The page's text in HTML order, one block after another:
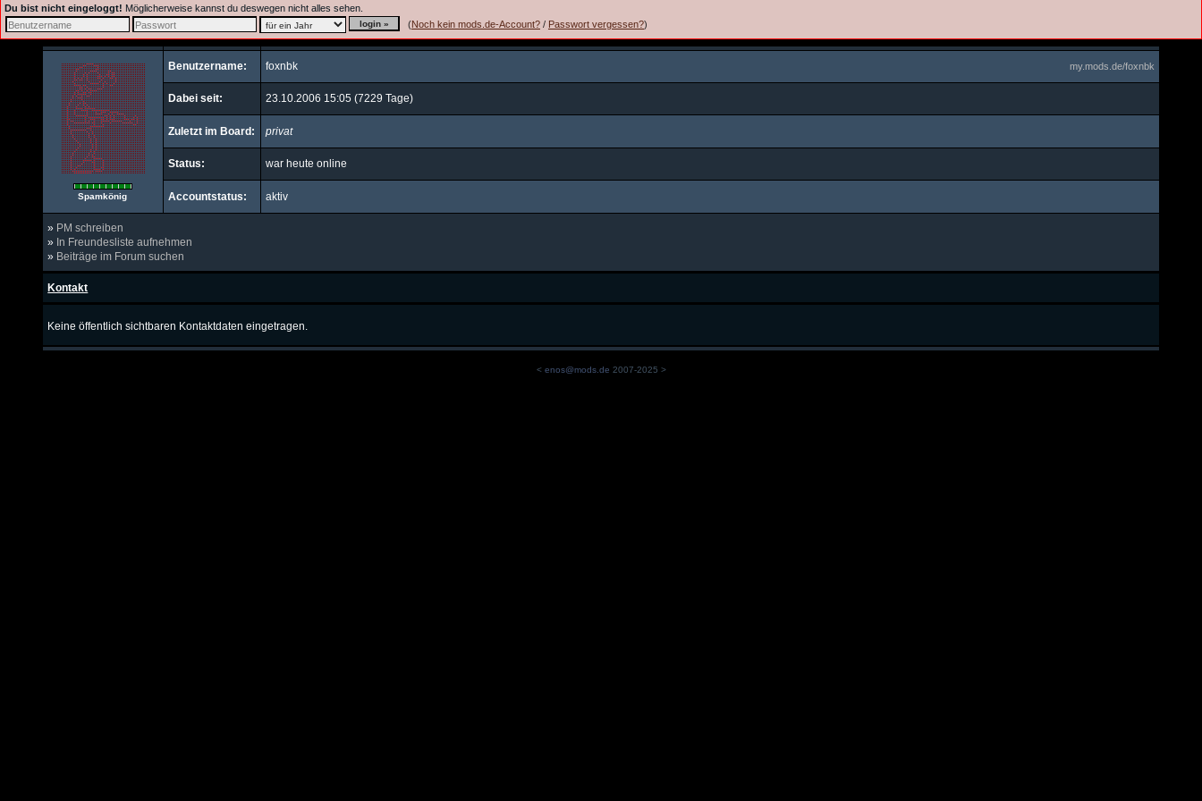
Du bist nicht eingeloggt! Möglicherweise kannst du deswegen nicht alles sehen.
(Noch kein mods.de-Account? / Passwort vergessen?)
Spamkönig
Benutzername: my.mods.de/foxnbk
foxnbk
Dabei seit: 23.10.2006 15:05 (7229 Tage)
Zuletzt im Board: privat
Status: war heute online
Accountstatus: aktiv
» PM schreiben
» In Freundesliste aufnehmen
» Beiträge im Forum suchen
Kontakt
Keine öffentlich sichtbaren Kontaktdaten eingetragen.
< enos@mods.de 2007-2025 >